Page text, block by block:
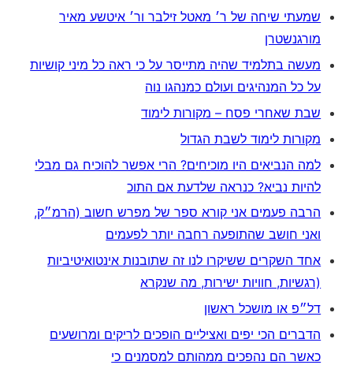
שמעתי שיחה של ר׳ מאטל זילבר ור׳ איטשע מאיר
מורגנשטרן
מעשה בתלמיד שהיה מתייסר על כי ראה כל מיני קושיות
על כל המנהיגים ועולם כמנהגו נוה
שבת שאחרי פסח – מקורות לימוד
מקורות לימוד לשבת הגדול
למה הנביאים היו מוכיחים? הרי אפשר להוכיח גם מבלי
להיות נביא? כנראה שלדעת אם התוכ
הרבה פעמים אני קורא ספר של מפרש חשוב (הרמ״ק,
ואני חושב שהתופעה רחבה יותר לפעמים
אחד השקרים ששיקרו לנו זה שתובנות אינטואיטיביות
(רגשיות, חוויות ישירות, מה שנקרא
דל״פ או מושכל ראשון
הדברים הכי יפים ואציליים הופכים לריקים ומרושעים
כאשר הם נהפכים ממהותם למסמנים כי